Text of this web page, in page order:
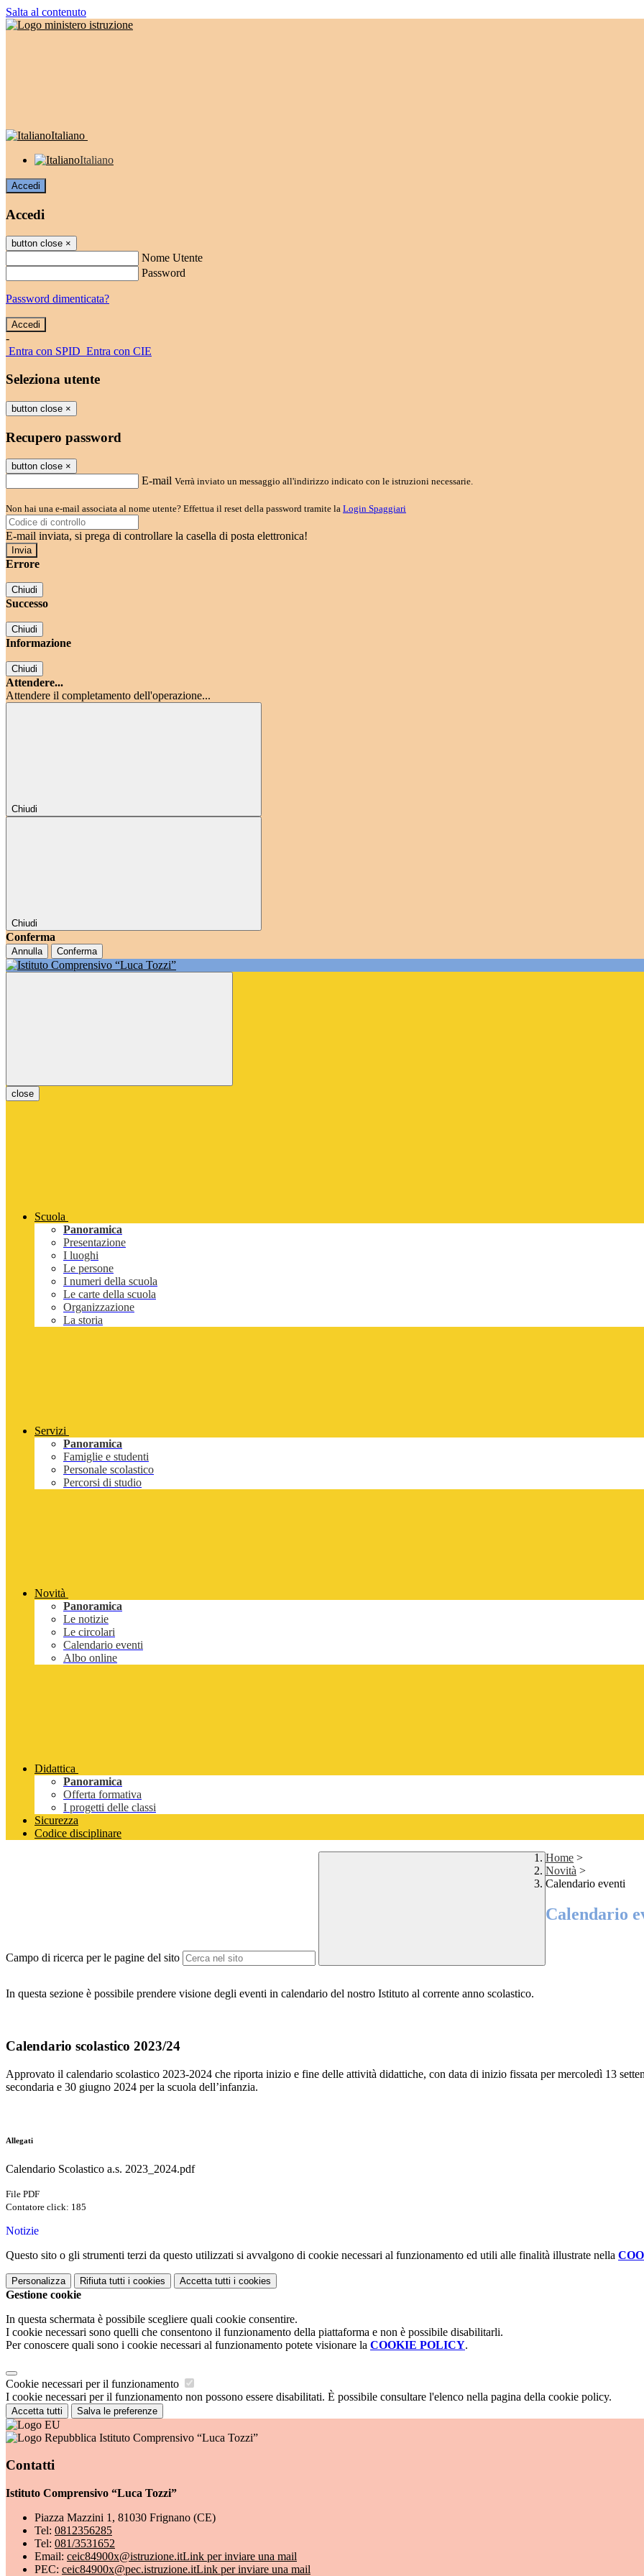
Salta al contenuto
Italiano
Italiano
Accedi
Accedi
button close ×
Nome Utente
Password
Password dimenticata?
-
Entra con SPID Entra con CIE
Seleziona utente
button close ×
Recupero password
button close ×
E-mail Verrà inviato un messaggio all'indirizzo indicato con le istruzioni necessarie.
Non hai una e-mail associata al nome utente? Effettua il reset della password tramite la Login Spaggiari
E-mail inviata, si prega di controllare la casella di posta elettronica!
Errore
Chiudi
Successo
Chiudi
Informazione
Chiudi
Attendere...
Attendere il completamento dell'operazione...
Chiudi
Chiudi
Conferma
Annulla Conferma
close
Scuola
Panoramica
Presentazione
I luoghi
Le persone
I numeri della scuola
Le carte della scuola
Organizzazione
La storia
Servizi
Panoramica
Famiglie e studenti
Personale scolastico
Percorsi di studio
Novità
Panoramica
Le notizie
Le circolari
Calendario eventi
Albo online
Didattica
Panoramica
Offerta formativa
I progetti delle classi
Sicurezza
Codice disciplinare
Campo di ricerca per le pagine del sito
Home >
Novità >
Calendario eventi
Calendario
In questa sezione è possibile prendere visione degli eventi in calendario del nostro Istituto al corrente anno scolastico.
Calendario scolastico 2023/24
Approvato il calendario scolastico 2023-2024 che riporta inizio e fine delle attività didattiche, con data di inizio fissata per mercoledì 13
secondaria e 30 giugno 2024 per la scuola dell’infanzia.
Allegati
Calendario Scolastico a.s. 2023_2024.pdf
File PDF
Contatore click: 185
Notizie
Questo sito o gli strumenti terzi da questo utilizzati si avvalgono di cookie necessari al funzionamento ed utili alle finalità illustrate nella
Personalizza Rifiuta tutti i cookies Accetta tutti i cookies
Gestione cookie
In questa schermata è possibile scegliere quali cookie consentire.
I cookie necessari sono quelli che consentono il funzionamento della piattaforma e non è possibile disabilitarli.
Per conoscere quali sono i cookie necessari al funzionamento potete visionare la COOKIE POLICY.
Cookie necessari per il funzionamento
I cookie necessari per il funzionamento non possono essere disabilitati. È possibile consultare l'elenco nella pagina della cookie policy.
Accetta tutti Salva le preferenze
Istituto Comprensivo “Luca Tozzi”
Contatti
Istituto Comprensivo “Luca Tozzi”
Piazza Mazzini 1, 81030 Frignano (CE)
Tel: 0812356285
Tel: 081/3531652
Email: ceic84900x@istruzione.itLink per inviare una mail
PEC: ceic84900x@pec.istruzione.itLink per inviare una mail